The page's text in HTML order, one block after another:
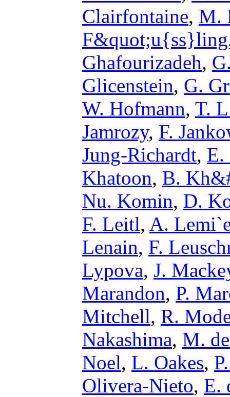
Clairfontaine, M.
F&quot;u{ss}ling
Ghafourizadeh,
Glicenstein, G.
W. Hofmann, T.
Jamrozy, F.
Jung-Richardt, E.
Khatoon, B.
Nu. Komin, D.
F. Leitl, A.
Lenain, F.
Lypova, J.
Marandon, P.
Mitchell, R.
Nakashima, M.
Noel, L. Oakes,
Olivera-Nieto, E.